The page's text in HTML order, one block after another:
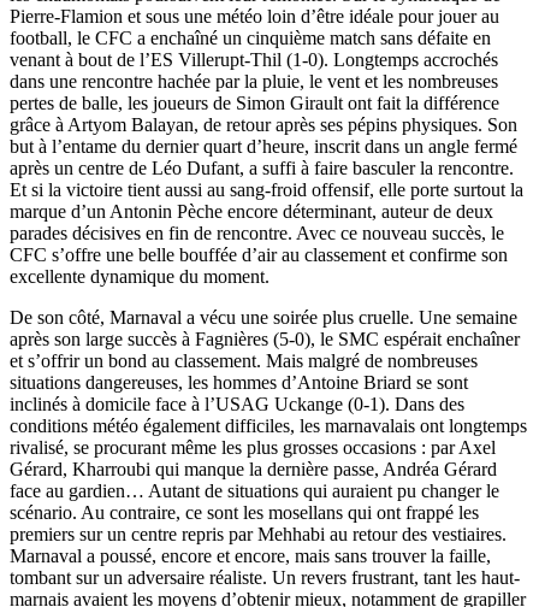
Pierre-Flamion et sous une météo loin d’être idéale pour jouer au
football, le CFC a enchaîné un cinquième match sans défaite en
venant à bout de l’ES Villerupt-Thil (1-0). Longtemps accrochés
dans une rencontre hachée par la pluie, le vent et les nombreuses
pertes de balle, les joueurs de Simon Girault ont fait la différence
grâce à Artyom Balayan, de retour après ses pépins physiques. Son
but à l’entame du dernier quart d’heure, inscrit dans un angle fermé
après un centre de Léo Dufant, a suffi à faire basculer la rencontre.
Et si la victoire tient aussi au sang-froid offensif, elle porte surtout la
marque d’un Antonin Pèche encore déterminant, auteur de deux
parades décisives en fin de rencontre. Avec ce nouveau succès, le
CFC s’offre une belle bouffée d’air au classement et confirme son
excellente dynamique du moment.
De son côté, Marnaval a vécu une soirée plus cruelle. Une semaine
après son large succès à Fagnières (5-0), le SMC espérait enchaîner
et s’offrir un bond au classement. Mais malgré de nombreuses
situations dangereuses, les hommes d’Antoine Briard se sont
inclinés à domicile face à l’USAG Uckange (0-1). Dans des
conditions météo également difficiles, les marnavalais ont longtemps
rivalisé, se procurant même les plus grosses occasions : par Axel
Gérard, Kharroubi qui manque la dernière passe, Andréa Gérard
face au gardien… Autant de situations qui auraient pu changer le
scénario. Au contraire, ce sont les mosellans qui ont frappé les
premiers sur un centre repris par Mehhabi au retour des vestiaires.
Marnaval a poussé, encore et encore, mais sans trouver la faille,
tombant sur un adversaire réaliste. Un revers frustrant, tant les haut-
marnais avaient les moyens d’obtenir mieux, notamment de grapiller